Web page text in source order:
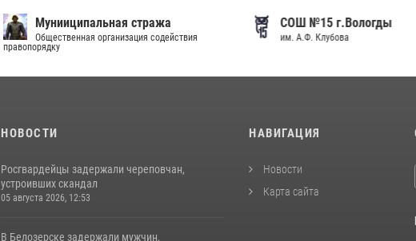
Мунииципальная стража
Общественная организация содействия
правопорядку
СОШ №15 г.Вологды
им. А.Ф. Клубова
НОВОСТИ
Росгвардейцы задержали череповчан,
устроивших скандал
05 августа 2026, 12:53
В Белозерске задержали мужчин,
НАВИГАЦИЯ
Новости
Карта сайта